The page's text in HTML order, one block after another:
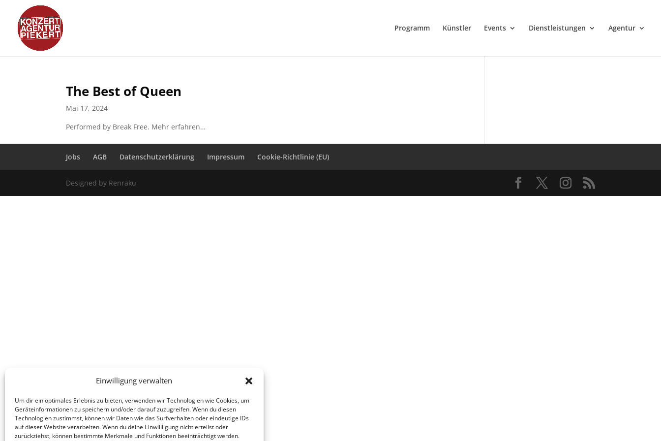
Einwilligung verwalten
Um dir ein optimales Erlebnis zu bieten, verwenden wir Technologien wie Cookies, um
Geräteinformationen zu speichern und/oder darauf zuzugreifen. Wenn du diesen
Technologien zustimmst, können wir Daten wie das Surfverhalten oder eindeutige IDs
auf dieser Website verarbeiten. Wenn du deine Einwillligung nicht erteilst oder
zurückziehst, können bestimmte Merkmale und Funktionen beeinträchtigt werden.
Programm Künstler Events Dienstleistungen Agentur
The Best of Queen
Mai 17, 2024
Performed by Break Free. Mehr erfahren…
Jobs AGB Datenschutzerklärung Impressum Cookie-Richtlinie (EU)
Designed by Renraku